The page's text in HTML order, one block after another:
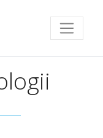
głównej